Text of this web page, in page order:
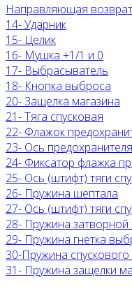
Направляющая
14- Ударник
15- Целик
16- Мушка +1/1 и 0
17- Выбрасыватель
18- Кнопка выброса
20- Защелка магазина
21- Тяга спусковая
22- Флажок
23- Ось предохранителя
24- Фиксатор флажка
25- Ось (штифт) тяги
26- Пружина шептала
27- Ось (штифт) тяги
28- Пружина затворной
29- Пружина гнетка
30-Пружина
31- Пружина защелки